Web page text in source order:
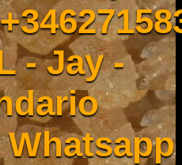
- Jay -